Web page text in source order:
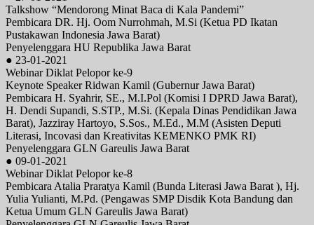
Talkshow “Mendorong Minat Baca di Kala Pandemi”
Pembicara DR. Hj. Oom Nurrohmah, M.Si (Ketua PD Ikatan
Pustakawan Indonesia Jawa Barat)
Penyelenggara HU Republika Jawa Barat
● 23-01-2021
Webinar Diklat Pelopor ke-9
Keynote Speaker Ridwan Kamil (Gubernur Jawa Barat)
Pembicara H. Syahrir, SE., M.I.Pol (Komisi I DPRD Jawa Barat),
H. Dendi Supandi, S.STP., M.Si. (Kepala Dinas Pendidikan Jawa
Barat), Jazziray Hartoyo, S.Sos., M.Ed., M.M (Asisten Deputi
Literasi, Incovasi dan Kreativitas KEMENKO PMK RI)
Penyelenggara GLN Gareulis Jawa Barat
● 09-01-2021
Webinar Diklat Pelopor ke-8
Pembicara Atalia Praratya Kamil (Bunda Literasi Jawa Barat ), Hj.
Yulia Yulianti, M.Pd. (Pengawas SMP Disdik Kota Bandung dan
Ketua Umum GLN Gareulis Jawa Barat)